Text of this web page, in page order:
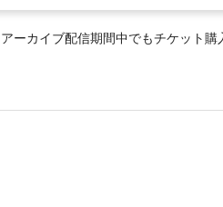
ーカイブ配信期間中でもチケット購